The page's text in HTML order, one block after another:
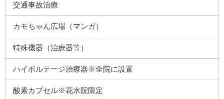
交通事故治療
カモちゃん広場（マンガ）
特殊機器（治療器等）
ハイボルテージ治療器※全院に設置
酸素カプセル※花水院限定